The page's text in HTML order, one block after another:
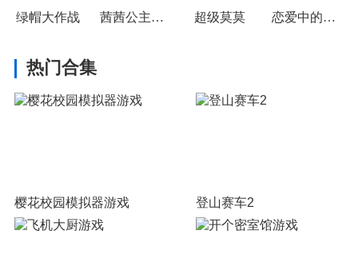
绿帽大作战 茜茜公主的魔法花园 超级莫莫 恋爱中的男孩
热门合集
樱花校园模拟器游戏 登山赛车2